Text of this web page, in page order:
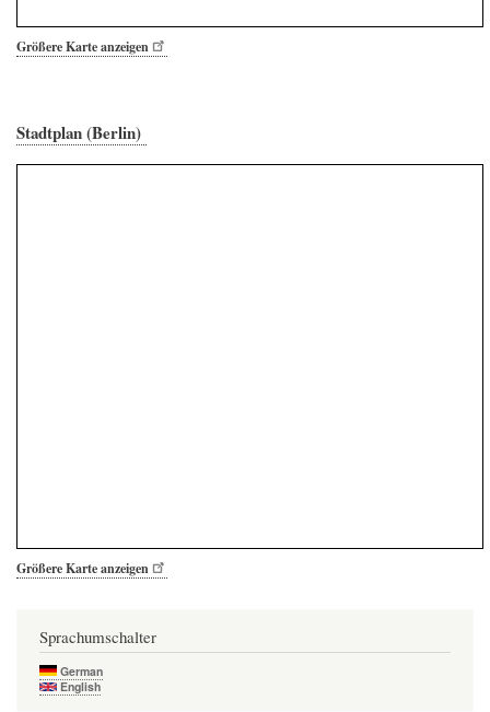
Größere Karte anzeigen
Stadtplan (Berlin)
Größere Karte anzeigen
Sprachumschalter
German
English